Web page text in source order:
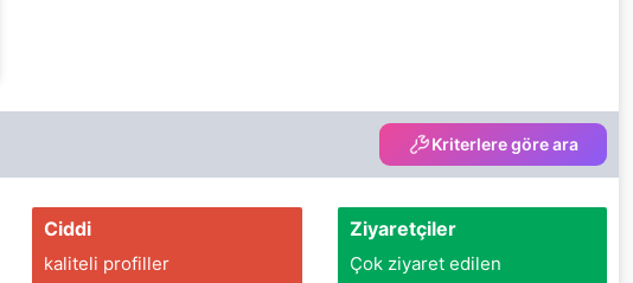
Kriterlere göre ara
Ciddi
kaliteli profiller
Ziyaretçiler
Çok ziyaret edilen